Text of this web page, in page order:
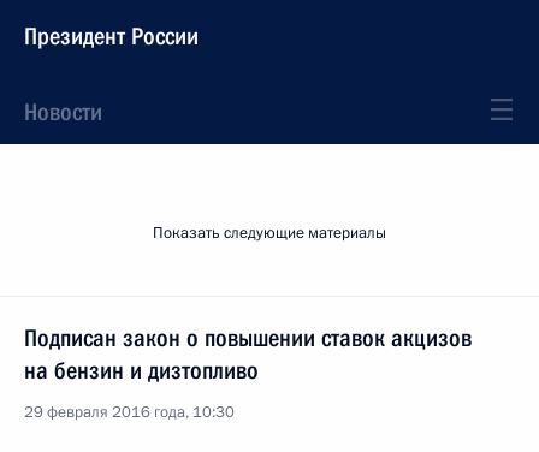
Президент России
Новости
Показать следующие материалы
Подписан закон о повышении ставок акцизов
на бензин и дизтопливо
29 февраля 2016 года, 10:30